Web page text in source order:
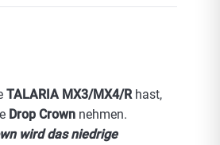
TALARIA MX3/MX4/R hast,
Drop Crown nehmen.
wird das niedrige